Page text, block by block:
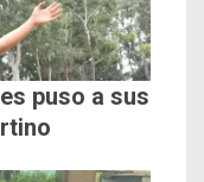
puso a sus